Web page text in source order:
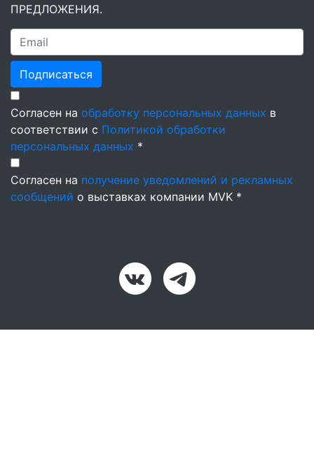
ПРЕДЛОЖЕНИЯ.
Подписаться
Согласен на обработку персональных данных в
соответствии с Политикой обработки
персональных данных *
Согласен на получение уведомлений и рекламных
сообщений о выставках компании MVK *